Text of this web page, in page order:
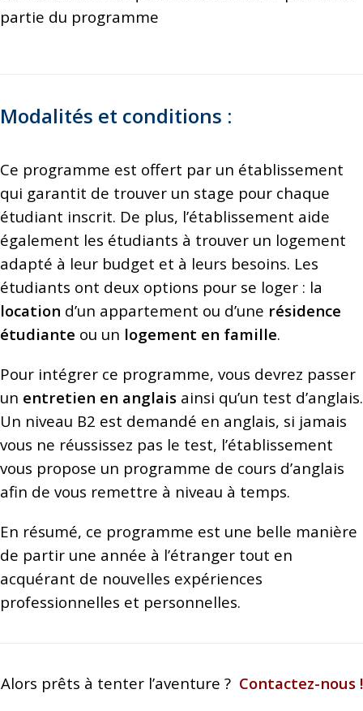
partie du programme
Modalités et conditions :
Ce programme est offert par un établissement
qui garantit de trouver un stage pour chaque
étudiant inscrit. De plus, l’établissement aide
également les étudiants à trouver un logement
adapté à leur budget et à leurs besoins. Les
étudiants ont deux options pour se loger : la
location d’un appartement ou d’une résidence
étudiante ou un logement en famille.
Pour intégrer ce programme, vous devrez passer
un entretien en anglais ainsi qu’un test d’anglais.
Un niveau B2 est demandé en anglais, si jamais
vous ne réussissez pas le test, l’établissement
vous propose un programme de cours d’anglais
afin de vous remettre à niveau à temps.
En résumé, ce programme est une belle manière
de partir une année à l’étranger tout en
acquérant de nouvelles expériences
professionnelles et personnelles.
Alors prêts à tenter l’aventure ? Contactez-nous !